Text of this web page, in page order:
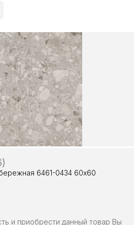
6461-0434 60х60
и приобрести данный товар Вы